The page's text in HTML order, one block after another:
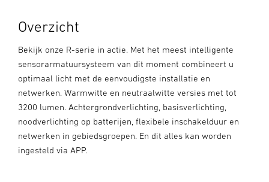
Overzicht
Bekijk onze R-serie in actie. Met het meest intelligente
sensorarmatuursysteem van dit moment combineert u
optimaal licht met de eenvoudigste installatie en
netwerken. Warmwitte en neutraalwitte versies met tot
3200 lumen. Achtergrondverlichting, basisverlichting,
noodverlichting op batterijen, flexibele inschakelduur en
netwerken in gebiedsgroepen. En dit alles kan worden
ingesteld via APP.